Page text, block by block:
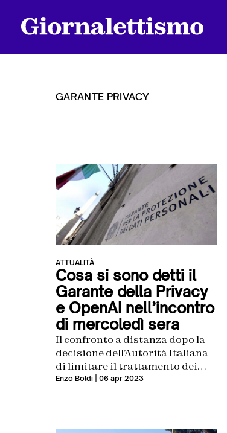
Chi siamo
Contatti
GARANTE PRIVACY
ATTUALITÀ
Cosa si sono detti il
Garante della Privacy
e OpenAI nell’incontro
di mercoledì sera
Il confronto a distanza dopo la
decisione dell’Autorità Italiana
di limitare il trattamento dei
dati da parte di ChatGPT
Enzo Boldi | 06 apr 2023